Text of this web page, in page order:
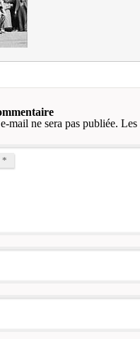
mail ne sera pas publiée. Les
*